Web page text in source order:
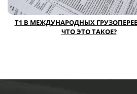
Т1 В МЕЖДУНАРОДНЫХ
ЧТО ЭТО ТАКОЕ?